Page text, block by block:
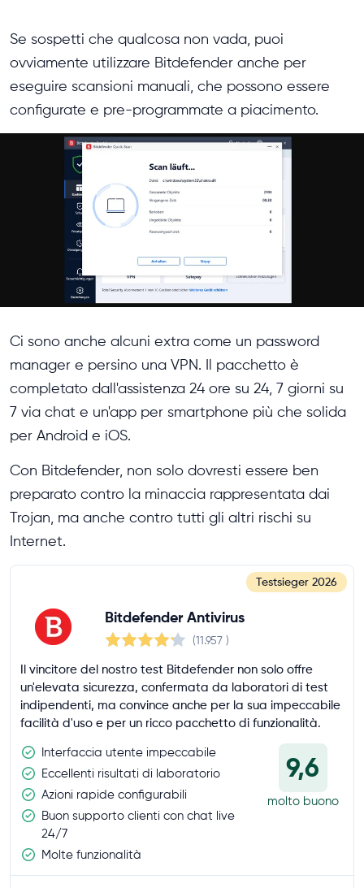
Se sospetti che qualcosa non vada, puoi
ovviamente utilizzare Bitdefender anche per
eseguire scansioni manuali, che possono essere
configurate e pre-programmate a piacimento.
Ci sono anche alcuni extra come un password
manager e persino una VPN. Il pacchetto è
completato dall'assistenza 24 ore su 24, 7 giorni su
7 via chat e un'app per smartphone più che solida
per Android e iOS.
Con Bitdefender, non solo dovresti essere ben
preparato contro la minaccia rappresentata dai
Trojan, ma anche contro tutti gli altri rischi su
Internet.
Testsieger 2026
Bitdefender Antivirus
(11.957 )
Il vincitore del nostro test Bitdefender non solo offre
un'elevata sicurezza, confermata da laboratori di test
indipendenti, ma convince anche per la sua impeccabile
facilità d'uso e per un ricco pacchetto di funzionalità.
Interfaccia utente impeccabile
Eccellenti risultati di laboratorio
Azioni rapide configurabili
Buon supporto clienti con chat live
24/7
Molte funzionalità
9,6
molto buono